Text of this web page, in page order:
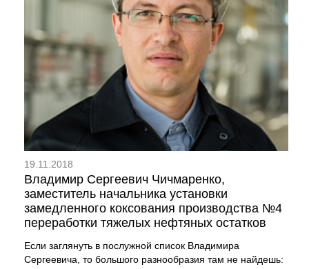
19.11.2018
Владимир Сергеевич Чичмаренко,
заместитель начальника установки
замедленного коксования производства №4
переработки тяжелых нефтяных остатков
Если заглянуть в послужной список Владимира
Сергеевича, то большого разнообразия там не найдешь: